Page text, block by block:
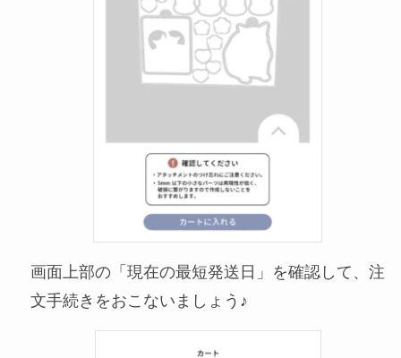
画面上部の「現在の最短発送日」を確認して、注
文手続きをおこないましょう♪